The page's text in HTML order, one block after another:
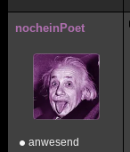
nocheinPoet
anwesend